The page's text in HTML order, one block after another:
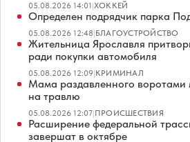
05.08.2026 14:01|ХОККЕЙ
Определен подрядчик парка
05.08.2026 12:48|БЛАГОУСТРОЙСТВО
Жительница Ярославля
ради покупки автомобиля
05.08.2026 12:09|КРИМИНАЛ
Мама раздавленного воротами
на травлю
05.08.2026 12:07|ПРОИСШЕСТВИЯ
Расширение федеральной
завершат в октябре